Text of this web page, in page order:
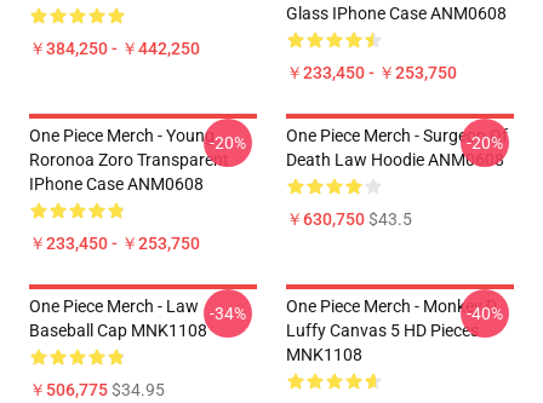
￥384,250 - ￥442,250
Glass IPhone Case ANM0608
￥233,450 - ￥253,750
One Piece Merch - Young
Roronoa Zoro Transparent
IPhone Case ANM0608
￥233,450 - ￥253,750
-20%
One Piece Merch - Surgeon Of
Death Law Hoodie ANM0608
￥630,750$43.5
-20%
One Piece Merch - Law
Baseball Cap MNK1108
￥506,775$34.95
-34%
One Piece Merch - Monkey D.
Luffy Canvas 5 HD Pieces
MNK1108
-40%